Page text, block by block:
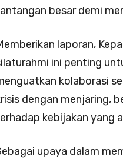
besar demi
laporan,
ini penting
kolaborasi
dengan menjaring,
kebijakan yang
upaya dalam